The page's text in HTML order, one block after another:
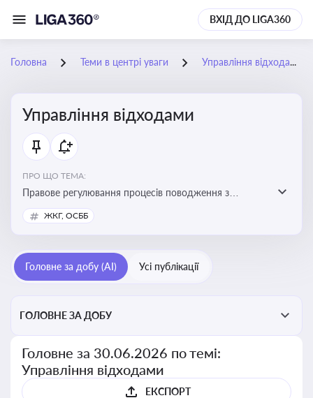
ВХІД ДО LIGA360
Головна Теми в центрі уваги Управління відходами
Управління відходами
ПРО ЩО ТЕМА:
Правове регулювання процесів поводження з
відходами, включаючи їх збирання, оброблення та
утилізацію, дотримання екологічних вимог та
ЖКГ, ОСББ
Головне за добу (AI) Усі публікації
ГОЛОВНЕ ЗА ДОБУ
Головне за 30.06.2026 по темі:
Управління відходами
ЕКСПОРТ